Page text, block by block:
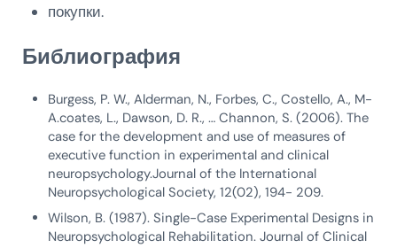
покупки.
Библиография
Burgess, P. W., Alderman, N., Forbes, C., Costello, A., M-
A.coates, L., Dawson, D. R., … Channon, S. (2006). The
case for the development and use of measures of
executive function in experimental and clinical
neuropsychology.Journal of the International
Neuropsychological Society, 12(02), 194- 209.
Wilson, B. (1987). Single-Case Experimental Designs in
Neuropsychological Rehabilitation. Journal of Clinical